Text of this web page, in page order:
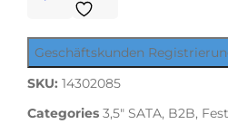
Geschäftskunden
SKU: 14302085
Categories 3,5" SATA, B2B,